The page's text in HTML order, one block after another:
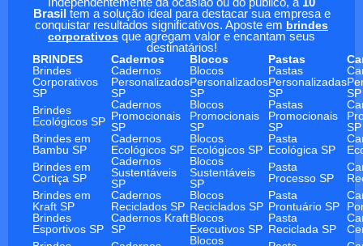
Brasil tem a solução ideal para destacar sua empresa e
conquistar resultados significativos. Aposte em brindes
corporativos que agregam valor e encantam seus
destinatários!
BRINDES
Cadernos Blocos Pastas
Brindes
Corporativos
SP
Cadernos
Personalizados
SP
Blocos
Personalizados
SP
Pastas
Personalizadas
SP
SP
Brindes
Ecológicos SP
Cadernos
Promocionais
SP
Blocos
Promocionais
SP
Pastas
Promocionais
SP
SP
Brindes em
Bambu SP
Cadernos
Ecológicos SP
Blocos
Ecológicos SP
Pasta
Ecológica SP
Brindes em
Cortiça SP
Cadernos
Sustentáveis
SP
Blocos
Sustentáveis
SP
Pasta
Processo SP
Brindes em
Kraft SP
Cadernos
Reciclados SP
Blocos
Reciclados SP
Pasta
Prontuário SP
Brindes
Esportivos SP
Cadernos Kraft
SP
Blocos
Executivos SP
Pasta
Reciclada SP
Blocos